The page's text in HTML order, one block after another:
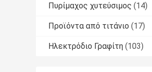
Πυρίμαχος χυτεύσιμος (14)
Προϊόντα από τιτάνιο (17)
Ηλεκτρόδιο Γραφίτη (103)